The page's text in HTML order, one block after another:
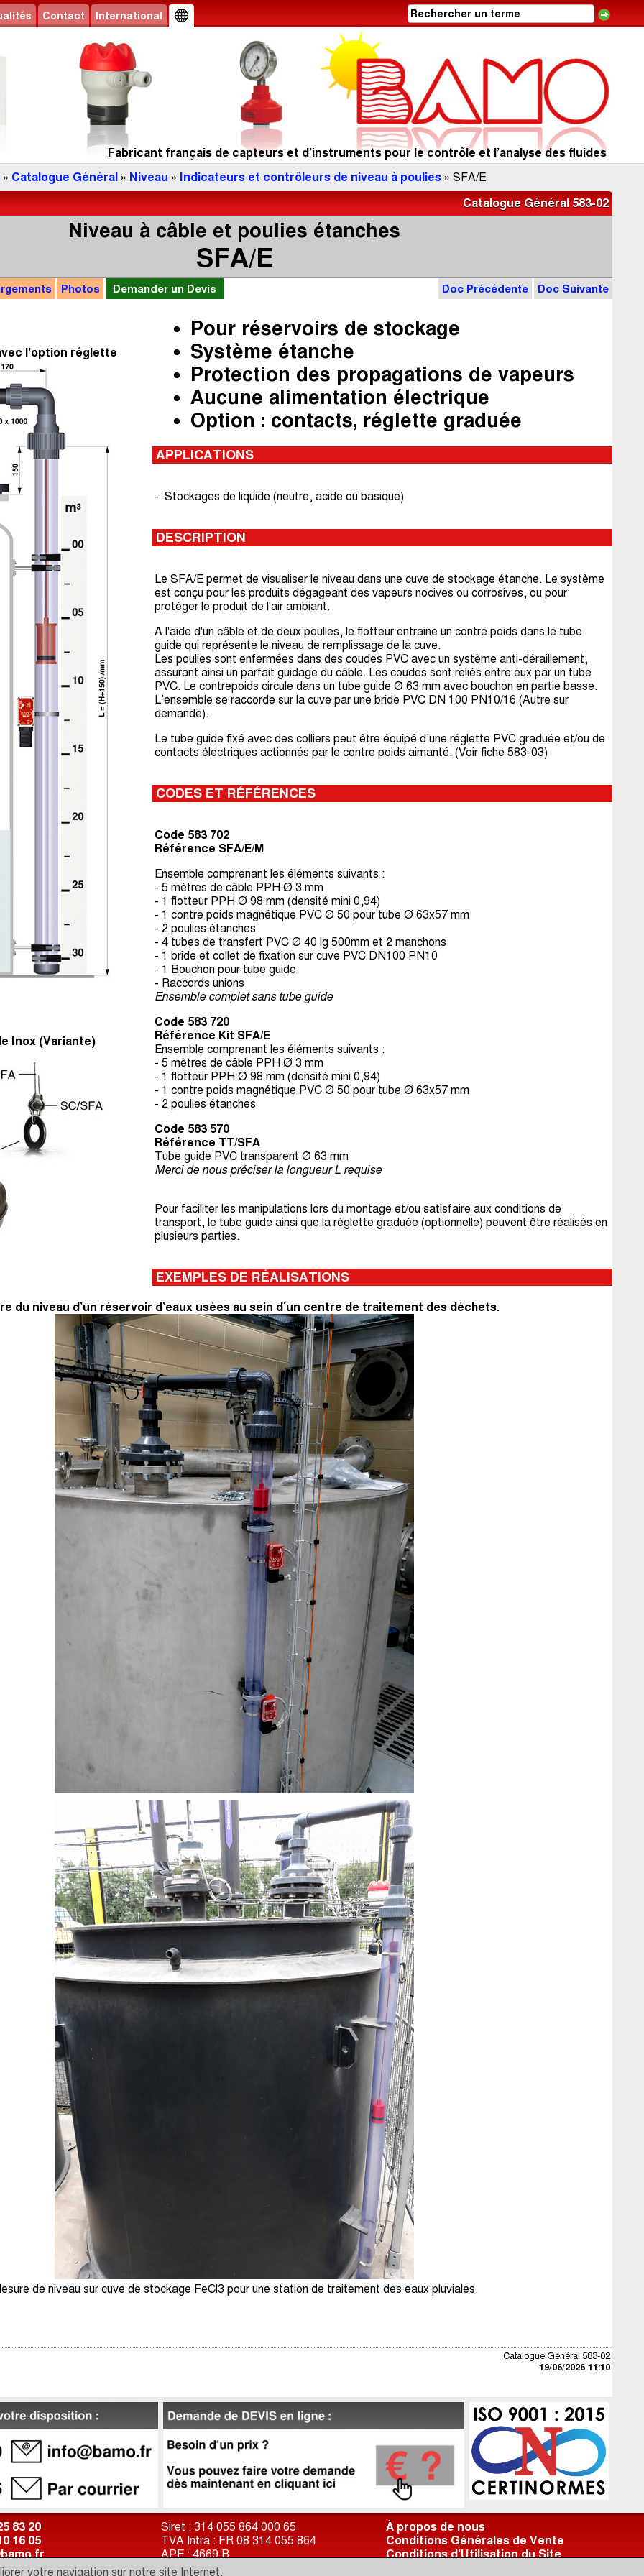
votre navigation sur notre site Internet.
Contact International
Fabricant français de capteurs et d’instruments pour le contrôle et l’analyse des fluides
» Catalogue Général » Niveau » Indicateurs et contrôleurs de niveau à poulies » SFA/E
Catalogue Général 583-02
Niveau à câble et poulies étanches
SFA/E
Doc Précédente Doc Suivante
Photos Demander un Devis
l'option réglette
Inox (Variante)
Pour réservoirs de stockage
Système étanche
Protection des propagations de vapeurs
Aucune alimentation électrique
Option : contacts, réglette graduée
APPLICATIONS
- Stockages de liquide (neutre, acide ou basique)
DESCRIPTION
Le SFA/E permet de visualiser le niveau dans une cuve de stockage étanche. Le système
est conçu pour les produits dégageant des vapeurs nocives ou corrosives, ou pour
protéger le produit de l'air ambiant.
A l'aide d'un câble et de deux poulies, le flotteur entraine un contre poids dans le tube
guide qui représente le niveau de remplissage de la cuve.
Les poulies sont enfermées dans des coudes PVC avec un système anti-déraillement,
assurant ainsi un parfait guidage du câble. Les coudes sont reliés entre eux par un tube
PVC. Le contrepoids circule dans un tube guide Ø 63 mm avec bouchon en partie basse.
L’ensemble se raccorde sur la cuve par une bride PVC DN 100 PN10/16 (Autre sur
demande).
Le tube guide fixé avec des colliers peut être équipé d’une réglette PVC graduée et/ou de
contacts électriques actionnés par le contre poids aimanté. (Voir fiche 583-03)
CODES ET RÉFÉRENCES
Code 583 702
Référence SFA/E/M
Ensemble comprenant les éléments suivants :
- 5 mètres de câble PPH Ø 3 mm
- 1 flotteur PPH Ø 98 mm (densité mini 0,94)
- 1 contre poids magnétique PVC Ø 50 pour tube Ø 63x57 mm
- 2 poulies étanches
- 4 tubes de transfert PVC Ø 40 lg 500mm et 2 manchons
- 1 bride et collet de fixation sur cuve PVC DN100 PN10
- 1 Bouchon pour tube guide
- Raccords unions
Ensemble complet sans tube guide
Code 583 720
Référence Kit SFA/E
Ensemble comprenant les éléments suivants :
- 5 mètres de câble PPH Ø 3 mm
- 1 flotteur PPH Ø 98 mm (densité mini 0,94)
- 1 contre poids magnétique PVC Ø 50 pour tube Ø 63x57 mm
- 2 poulies étanches
Code 583 570
Référence TT/SFA
Tube guide PVC transparent Ø 63 mm
Merci de nous préciser la longueur L requise
Pour faciliter les manipulations lors du montage et/ou satisfaire aux conditions de
transport, le tube guide ainsi que la réglette graduée (optionnelle) peuvent être réalisés en
plusieurs parties.
EXEMPLES DE RÉALISATIONS
du niveau d’un réservoir d’eaux usées au sein d’un centre de traitement des déchets.
de niveau sur cuve de stockage FeCl3 pour une station de traitement des eaux pluviales.
Catalogue Général 583-02
19/06/2026 11:10
83 20
16 05
Siret : 314 055 864 000 65
TVA Intra : FR 08 314 055 864
APE : 4669 B
Capital : 400 000 Euros
À propos de nous
Conditions Générales de Vente
Conditions d’Utilisation du Site